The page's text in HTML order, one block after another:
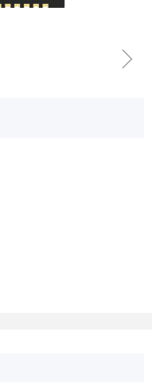
ꁇ